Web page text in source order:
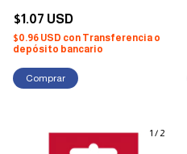
$1.07 USD
$0.96 USD con Transferencia o
depósito bancario
1 / 2